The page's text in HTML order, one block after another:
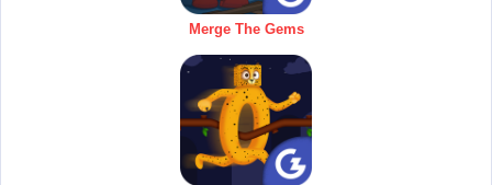
Merge The Gems